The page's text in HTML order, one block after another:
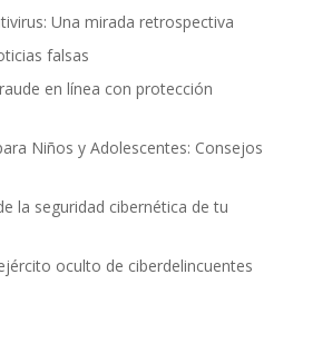
Una mirada retrospectiva
falsas
en línea con protección
Niños y Adolescentes: Consejos
la seguridad cibernética de tu
oculto de ciberdelincuentes